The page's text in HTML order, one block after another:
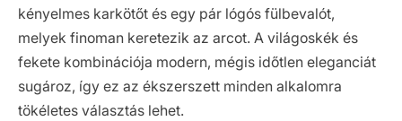
kényelmes karkötőt és egy pár lógós fülbevalót,
melyek finoman keretezik az arcot. A világoskék és
fekete kombinációja modern, mégis időtlen eleganciát
sugároz, így ez az ékszerszett minden alkalomra
tökéletes választás lehet.